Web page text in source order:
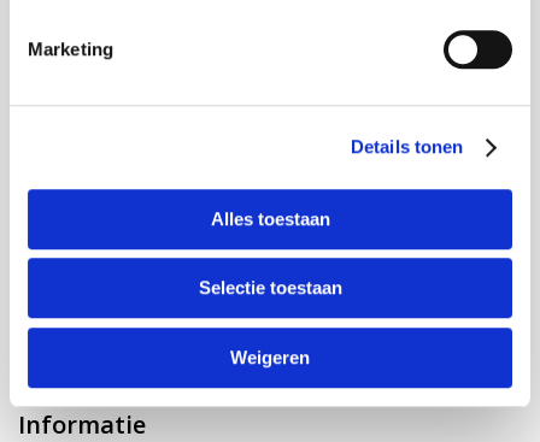
Marketing
Details tonen
Alles toestaan
Selectie toestaan
Weigeren
Levering
Account
Winkelwagen
Informatie